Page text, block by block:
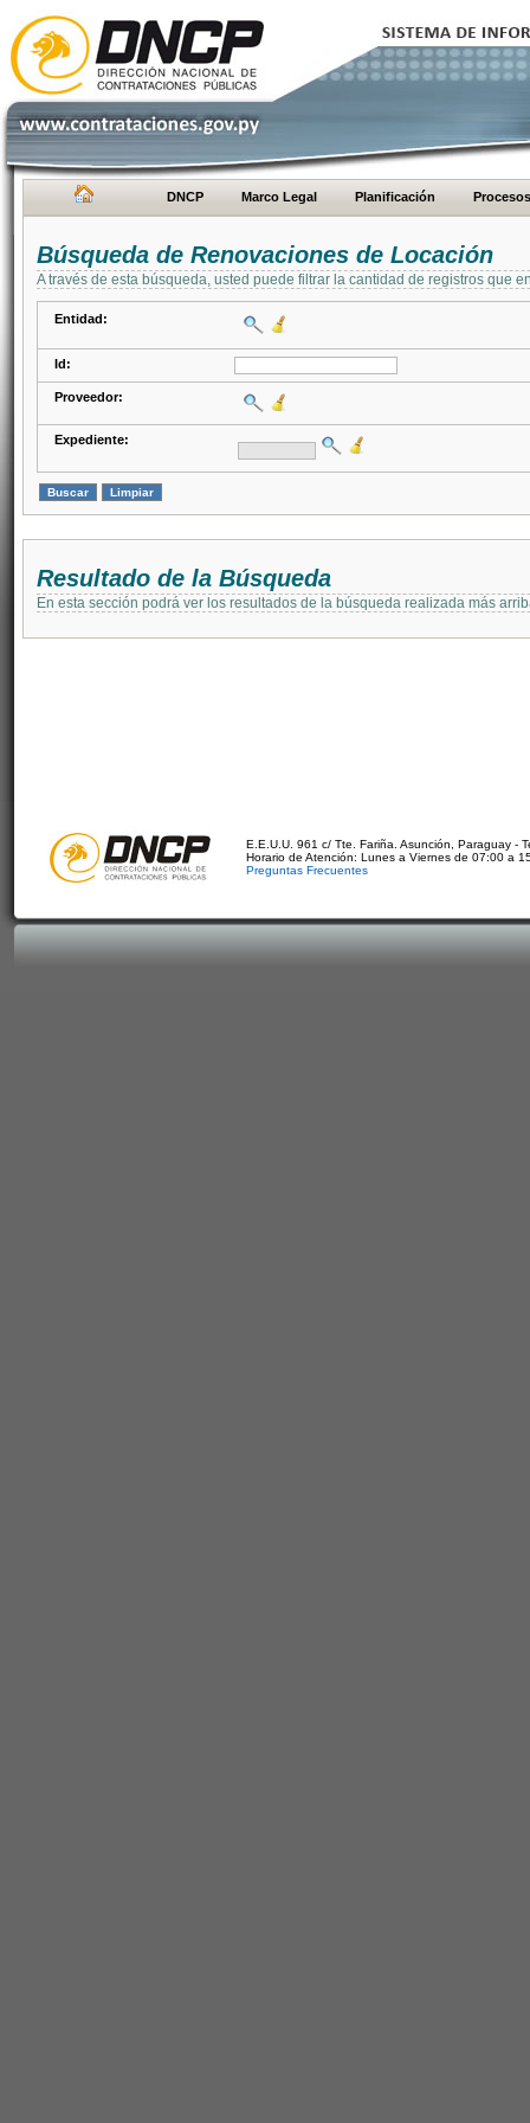
DNCP Marco Legal Planificación Procesos
Búsqueda de Renovaciones de Locación
A través de esta búsqueda, usted puede filtrar la cantidad de registros que
Entidad:
Id:
Proveedor:
Expediente:
Resultado de la Búsqueda
En esta sección podrá ver los resultados de la búsqueda realizada más
E.E.U.U. 961 c/ Tte. Fariña. Asunción, Paraguay -
Horario de Atención: Lunes a Viernes de 07:00 a
Preguntas Frecuentes